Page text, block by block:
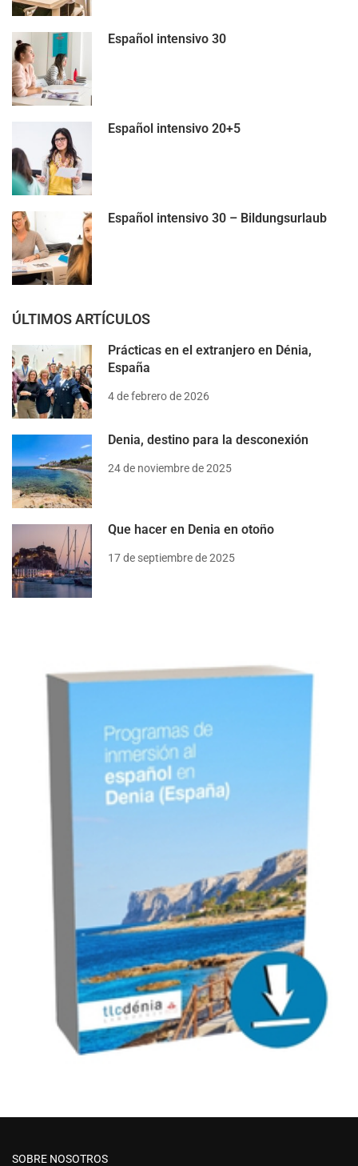
Español intensivo 30
Español intensivo 20+5
Español intensivo 30 – Bildungsurlaub
ÚLTIMOS ARTÍCULOS
Prácticas en el extranjero en Dénia,
España
4 de febrero de 2026
Denia, destino para la desconexión
24 de noviembre de 2025
Que hacer en Denia en otoño
17 de septiembre de 2025
SOBRE NOSOTROS